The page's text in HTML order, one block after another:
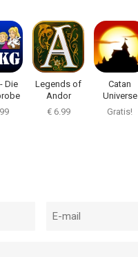
Die
Legends of
Andor
€ 6.99
Catan
Universe
Gratis!